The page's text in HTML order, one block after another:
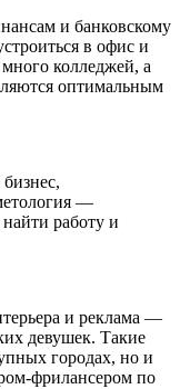
и банковскому
в офис и
колледжей, а
оптимальным
—
работу и
и реклама —
девушек. Такие
городах, но и
фрилансером по